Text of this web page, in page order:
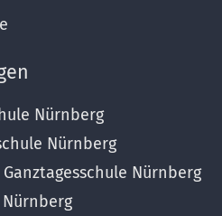
Nürnberg
Nürnberg
Nürnberg